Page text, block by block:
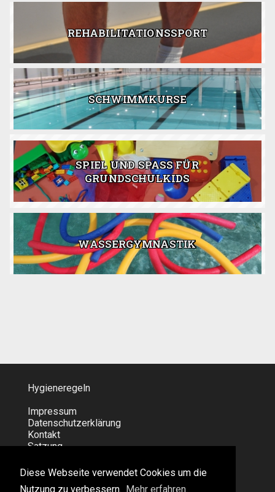
Diese Webseite verwendet Cookies um die
Nutzung zu verbessern. Mehr erfahren.
Diese Webseite verwendet Cookies um die
Nutzung zu verbessern. Mehr erfahren.
REHABILITATIONSSPORT
SCHWIMMKURSE
SPIEL UND SPASS FÜR G
RUNDSCHULKIDS
WASSERGYMNASTIK
Hygieneregeln
Impressum
Datenschutzerklärung
Kontakt
Satzung
Feedback zur Webseite